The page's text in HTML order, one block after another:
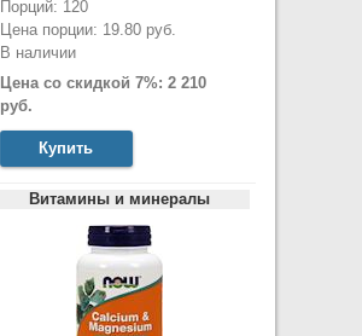
Порций: 120
Цена порции: 19.80 руб.
В наличии
Цена со скидкой 7%: 2 210
руб.
Купить
Витамины и минералы